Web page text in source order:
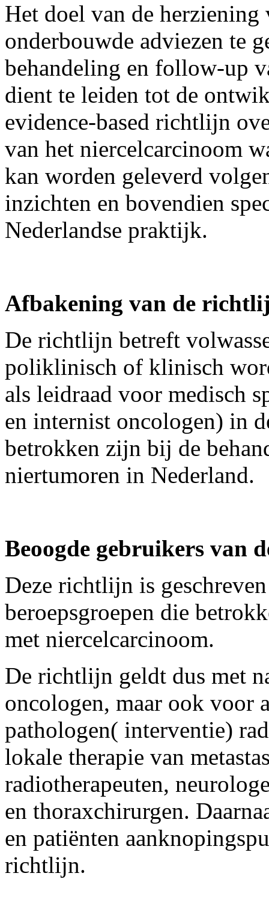
Het doel van de
onderbouwde adviezen te
behandeling en follow-up
dient te leiden tot de
evidence-based richtlijn
van het niercelcarcinoom
kan worden geleverd
inzichten en bovendien
Nederlandse praktijk.
Afbakening van de
De richtlijn betreft
poliklinisch of klinisch
als leidraad voor medisch
en internist oncologen) in
betrokken zijn bij de
niertumoren in Nederland.
Beoogde gebruikers van
Deze richtlijn is
beroepsgroepen die
met niercelcarcinoom.
De richtlijn geldt dus met
oncologen, maar ook voor
pathologen( interventie)
lokale therapie van
radiotherapeuten,
en thoraxchirurgen.
en patiënten
richtlijn.